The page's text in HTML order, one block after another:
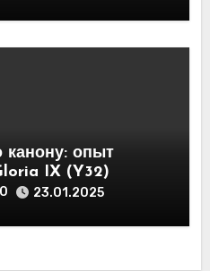
канону: опыт
IX (Y32)
23.01.2025